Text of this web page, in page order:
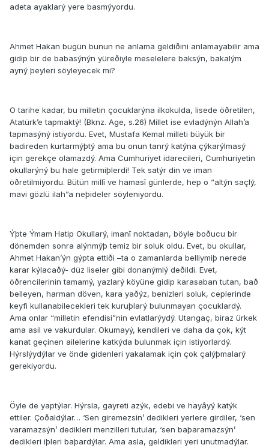
adeta ayaklarý yere basmýyordu.
Ahmet Hakan bugün bunun ne anlama geldiðini anlamayabilir ama
gidip bir de babasýnýn yüreðiyle meselelere baksýn, bakalým
ayný þeyleri söyleyecek mi?
O tarihe kadar, bu milletin çocuklarýna ilkokulda, lisede öðretilen,
Atatürk’e tapmaktý! (Bknz. Age, s.26) Millet ise evladýnýn Allah’a
tapmasýný istiyordu. Evet, Mustafa Kemal milleti büyük bir
badireden kurtarmýþtý ama bu onun tanrý katýna çýkarýlmasý
için gerekçe olamazdý. Ama Cumhuriyet idarecileri, Cumhuriyetin
okullarýný bu hale getirmiþlerdi! Tek satýr din ve iman
öðretilmiyordu. Bütün millî ve hamasî günlerde, hep o “altýn saçlý,
mavi gözlü ilah”a neþideler söyleniyordu.
Ýþte Ýmam Hatip Okullarý, imanî noktadan, böyle boðucu bir
dönemden sonra alýnmýþ temiz bir soluk oldu. Evet, bu okullar,
Ahmet Hakan’ýn gýpta ettiði –ta o zamanlarda belliymiþ nerede
karar kýlacaðý- düz liseler gibi donanýmlý deðildi. Evet,
öðrencilerinin tamamý, yazlarý köyüne gidip karasaban tutan, bað
belleyen, harman döven, kara yaðýz, benizleri soluk, ceplerinde
keyfi kullanabilecekleri tek kuruþlarý bulunmayan çocuklardý.
Ama onlar “milletin efendisi”nin evlatlarýydý. Utangaç, biraz ürkek
ama asil ve vakurdular. Okumayý, kendileri ve daha da çok, kýt
kanat geçinen ailelerine katkýda bulunmak için istiyorlardý.
Hýrslýydýlar ve önde gidenleri yakalamak için çok çalýþmalarý
gerekiyordu.
Öyle de yaptýlar. Hýrsla, gayreti azýk, edebi ve hayâyý katýk
ettiler. Çoðaldýlar… ‘Sen giremezsin’ dedikleri yerlere girdiler, ‘sen
varamazsýn’ dedikleri menzilleri tutular, ‘sen baþaramazsýn’
dedikleri iþleri baþardýlar. Ama asla, geldikleri yeri unutmadýlar.